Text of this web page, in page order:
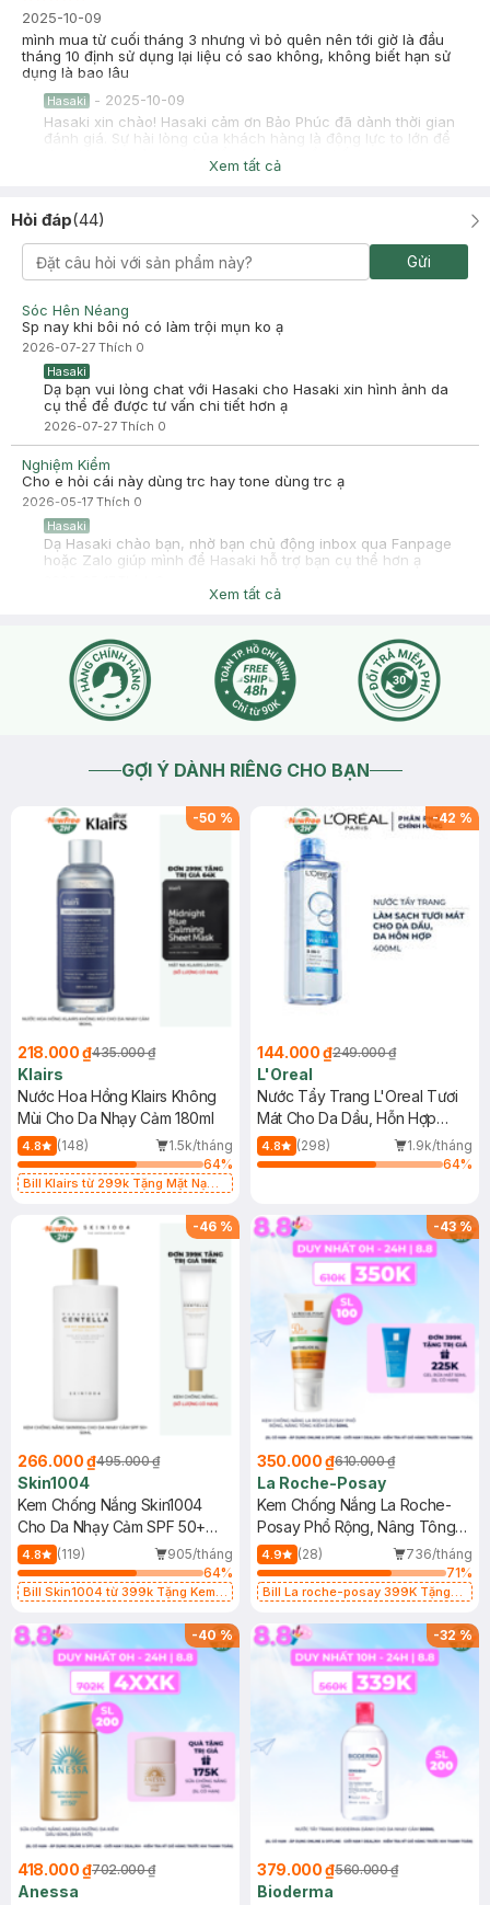
2025-10-09
mình mua từ cuối tháng 3 nhưng vì bỏ quên nên tới giờ là đầu
tháng 10 định sử dụng lại liệu có sao không, không biết hạn sử
dụng là bao lâu
Hasaki - 2025-10-09
Hasaki xin chào! Hasaki cảm ơn Bảo Phúc đã dành thời gian
đánh giá. Sự hài lòng của khách hàng là động lực to lớn để
Hasaki ngày càng phát triển hơn nữa về chất lượng dịch vụ.
Cảm ơn bạn đã tin tưởng và mua sắm tại Hasaki!
2025-09-01
Mình mới mua sử dụng được vài lần thì phát hiện có bầu, bạn
nào cần thì mình pass lại nha 300k nha, 0785491763
Hasaki xin chào! Hasaki cảm ơn Nguyễn Hà Tuyết Linh đã
dành thời gian đánh giá. Sự hài lòng của khách hàng là động
lực to lớn để Hasaki ngày càng phát triển hơn nữa về chất
lượng dịch vụ. Cảm ơn bạn đã tin tưởng và mua sắm tại
Hasaki!
Xem tất cả
Hỏi đáp(44)
Gửi
Sóc Hên Néang
Sp nay khi bôi nó có làm trội mụn ko ạ
2026-07-27 Thích 0
Hasaki
Dạ bạn vui lòng chat với Hasaki cho Hasaki xin hình ảnh da
cụ thể để được tư vấn chi tiết hơn ạ
2026-07-27 Thích 0
Nghiệm Kiểm
Cho e hỏi cái này dùng trc hay tone dùng trc ạ
2026-05-17 Thích 0
Hasaki
Dạ Hasaki chào bạn, nhờ bạn chủ động inbox qua Fanpage
hoặc Zalo giúp mình để Hasaki hỗ trợ bạn cụ thể hơn ạ
Xem tất cả
GỢI Ý DÀNH RIÊNG CHO BẠN
-50 %
218.000 ₫435.000 ₫
Klairs
Nước Hoa Hồng Klairs Không
Mùi Cho Da Nhạy Cảm 180ml
4.8 (148)
1.5k/tháng
64%
Bill Klairs từ 299k Tặng Mặt Nạ
25ml (SL Có Hạn)
-42 %
144.000 ₫249.000 ₫
L'Oreal
Nước Tẩy Trang L'Oreal Tươi
Mát Cho Da Dầu, Hỗn Hợp
400ml
4.8 (298)
1.9k/tháng
64%
-46 %
266.000 ₫495.000 ₫
Skin1004
Kem Chống Nắng Skin1004
Cho Da Nhạy Cảm SPF 50+
50ml
4.8 (119)
905/tháng
64%
Bill Skin1004 từ 399k Tặng Kem
SPF 50+ 20ml (SL Có Hạn)
-43%
350.000 ₫610.000 ₫
La Roche-Posay
Kem Chống Nắng La Roche-
Posay Phổ Rộng, Nâng Tông
Kiềm Dầu 50ml
4.9 (28)
736/tháng
71%
Bill La roche-posay 399K Tặng
(SL có hạn)
-40%
418.000 ₫702.000 ₫
Anessa
-32%
379.000 ₫560.000 ₫
Bioderma